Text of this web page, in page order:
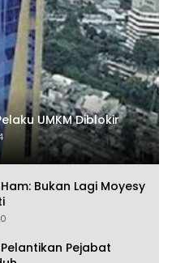
UMKM Diblokir
Bukan Lagi Moyesy
Pejabat